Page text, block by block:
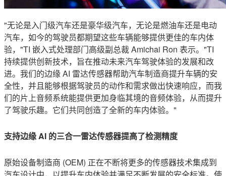
"无论是入门级汽车还是豪华级汽车，无论是燃油车还是电动
汽车，如今的驾驶员都期望这些车辆能够提供更佳的车内体
验，"TI 嵌入式处理部门高级副总裁 Amichai Ron 表示。"TI
持续提供创新技术，旨在推动未来汽车驾驶体验的发展和改
进。我们的边缘 AI 雷达传感器帮助汽车制造商提升车辆的安
全性，并且能够根据驾驶员的动作和需求做出快速响应，而我
们的片上音频系统能提供更加身临其境的音频体验，从而提升
了驾驶乐趣。它们共同创造了全新的车内体验。"
支持边缘AI 的三合一雷达传感器提高了检测精度
原始设备制造商 (OEM) 正在不断将更多的传感器技术集成到